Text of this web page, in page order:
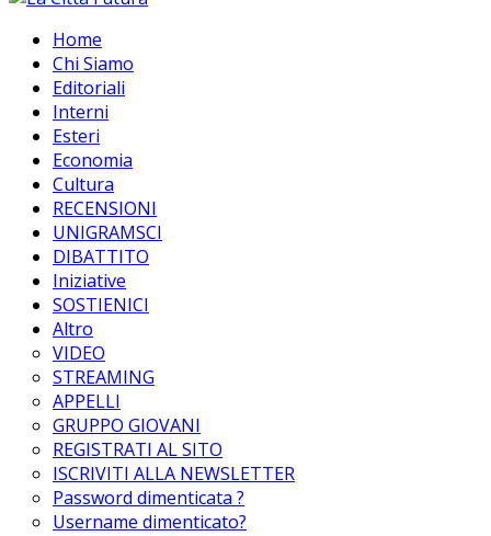
Home
Chi Siamo
Editoriali
Interni
Esteri
Economia
Cultura
RECENSIONI
UNIGRAMSCI
DIBATTITO
Iniziative
SOSTIENICI
Altro
VIDEO
STREAMING
APPELLI
GRUPPO GIOVANI
REGISTRATI AL SITO
ISCRIVITI ALLA NEWSLETTER
Password dimenticata ?
Username dimenticato?